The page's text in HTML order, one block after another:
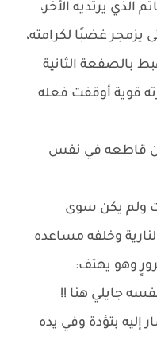
الذي يرتديه الأخر،
يزمجر غضبًا لكرامته،
بالصفعة الثانية
قوية أوقفت فعله
قاطعه في نفس
ولم يكن سوى
وخلفه مساعده
وهو يهتف:
جايلي هنا !!
إليه بتؤدة وفي يده